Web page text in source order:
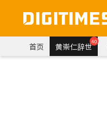
首页 黄崇仁辞世40